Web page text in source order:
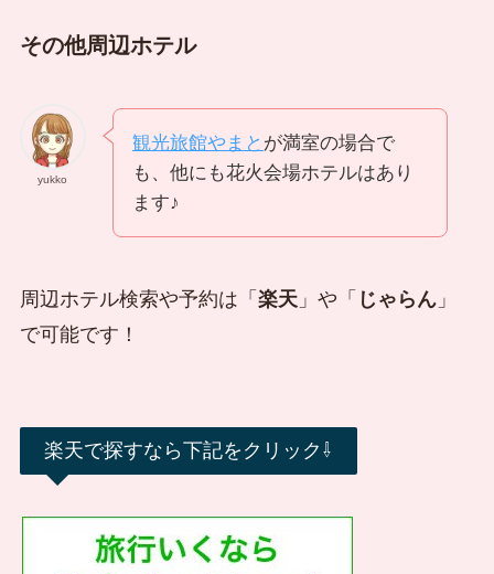
その他周辺ホテル
yukko
観光旅館やまと が満室の場合で
も、他にも花火会場ホテルはあり
ます♪
周辺ホテル検索や予約は「 楽天」や「 じゃらん」
で可能です！
楽天で探すなら下記をクリック⇩